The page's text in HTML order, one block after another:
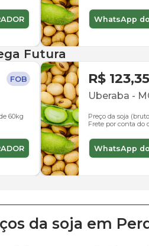
WhatsApp do
Futura
FOB
60kg
R$ 123,35
Uberaba -
Preço da soja
Frete por conta do
WhatsApp do
da soja em